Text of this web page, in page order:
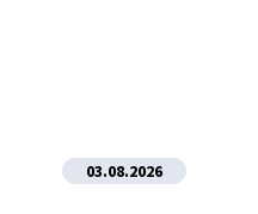
03.08.2026